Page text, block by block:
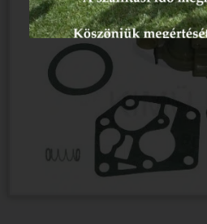
Tartozékok és kiegészítők